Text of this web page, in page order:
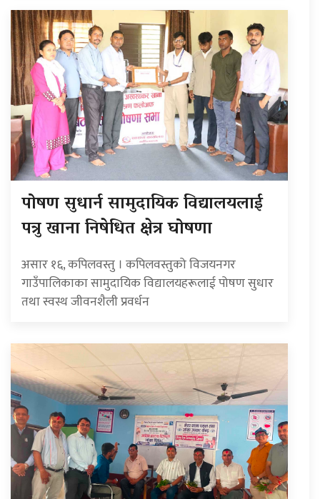
पोषण सुधार्न सामुदायिक विद्यालयलाई
पत्रु खाना निषेधित क्षेत्र घोषणा
असार १६, कपिलवस्तु । कपिलवस्तुको विजयनगर
गाउँपालिकाका सामुदायिक विद्यालयहरूलाई पोषण सुधार
तथा स्वस्थ जीवनशैली प्रवर्धन